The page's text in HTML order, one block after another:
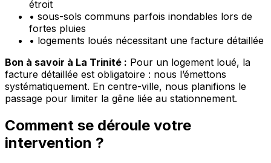
étroit
• sous-sols communs parfois inondables lors de
fortes pluies
• logements loués nécessitant une facture détaillée
Bon à savoir à La Trinité : Pour un logement loué, la
facture détaillée est obligatoire : nous l’émettons
systématiquement. En centre-ville, nous planifions le
passage pour limiter la gêne liée au stationnement.
Comment se déroule votre
intervention ?